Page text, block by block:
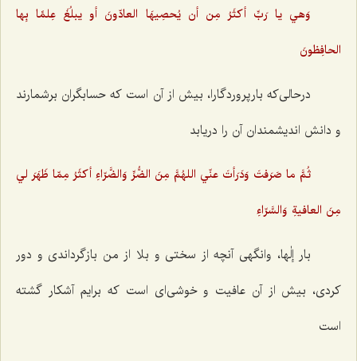
وَهي يا رَبِّ أكثَرُ مِن أن يُحصِيهَا العادّونَ أو يبلُغَ عِلمًا بِها
الحافِظونَ
درحالی‌که بارپروردگارا، بیش از آن است که حسابگران برشمارند
و دانش اندیشمندان آن را دریابد
ثُمَّ ما صَرَفتَ وَدَرَأتَ عنّي اللهُمَّ مِنَ الضُّرِّ وَالضَّرّاءِ أكثَرُ مِمّا ظَهَرَ لي
مِنَ العافيةِ وَالسَّرّاءِ
بار إلٰها، وانگهی آنچه از سختی و بلا از من بازگرداندی و دور
کردی، بیش از آن عافیت و خوشی‌ای است که برایم آشکار گشته
است